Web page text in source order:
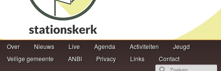
Hoofdmenu
Spring naar de primaire inhoud
Spring naar de secundaire inhoud
Over Nieuws Live Agenda Activiteiten
Jeugd
Veilige gemeente
ANBI Privacy Links Contact